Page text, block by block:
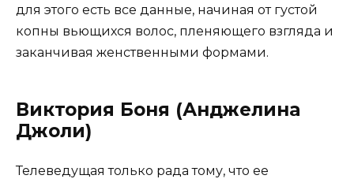
для этого есть все данные, начиная от густой
копны вьющихся волос, пленяющего взгляда и
заканчивая женственными формами.
Виктория Боня (Анджелина
Джоли)
Телеведущая только рада тому, что ее